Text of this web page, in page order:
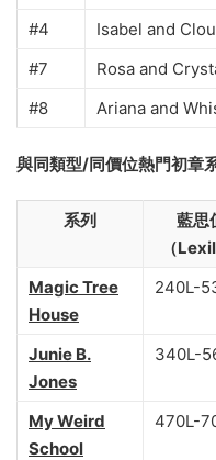
#4 Isabel and
#7
Rosa and
#8
Ariana and
與同類型/同價位熱門初章
系列
藍思
（
Magic Tree
House
240L-
Junie B.
Jones
340L-
My Weird
School
470L-